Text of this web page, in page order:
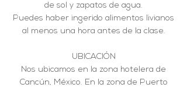
de sol y zapatos de agua.
Puedes haber ingerido alimentos livianos
al menos una hora antes de la clase.
UBICACIÓN
Nos ubicamos en la zona hotelera de
Cancún, México. En la zona de Puerto